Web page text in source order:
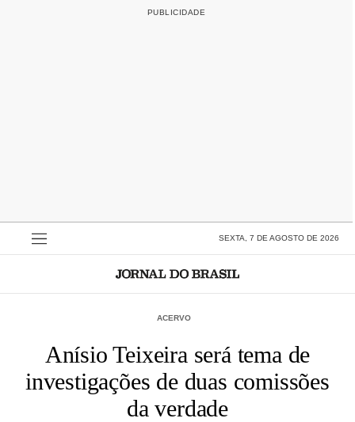
SEXTA, 7 DE AGOSTO DE 2026
ACERVO
Anísio Teixeira será tema de
investigações de duas comissões
da verdade